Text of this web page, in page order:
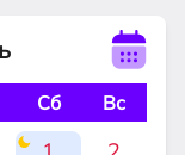
Сб Вс